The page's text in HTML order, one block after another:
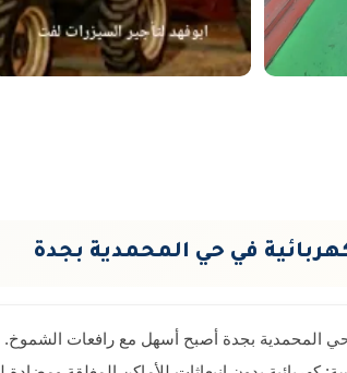
في حي المحمدية بجدة